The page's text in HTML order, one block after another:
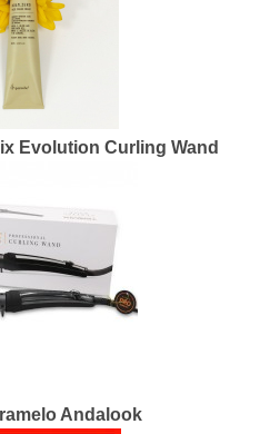
Evolution Curling Wand
Andalook